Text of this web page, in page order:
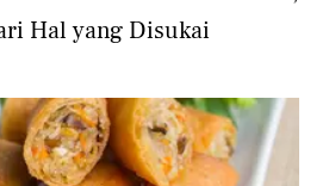
Hal yang Disukai